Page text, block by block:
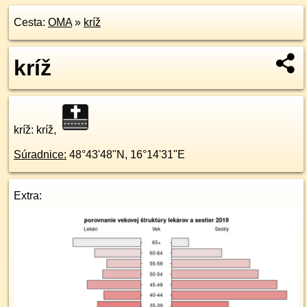
Cesta: OMA» kríž
kríž
kríž: kríž,
Súradnice: 48°43'48"N , 16°14'31"E
Extra: